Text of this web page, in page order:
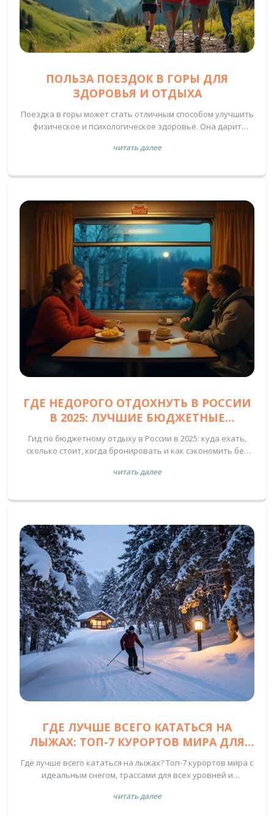
ПОЛЬЗА ПОЕЗДОК В ГОРЫ ДЛЯ
ЗДОРОВЬЯ И ОТДЫХА
Поездка в горы может стать отличным способом улучшить
физическое и психологическое здоровье. Она дарит
физическую форму и получить новые впечатления.
могут изменить вашу жизнь к лучшему.
читать далее
ГДЕ НЕДОРОГО ОТДОХНУТЬ В РОССИИ
В 2025: ЛУЧШИЕ БЮДЖЕТНЫЕ
НАПРАВЛЕНИЯ И ГОТОВЫЕ МАРШРУТЫ
Гид по бюджетному отдыху в России в 2025: куда ехать,
сколько стоит, когда бронировать и как сэкономить без
читать далее
ГДЕ ЛУЧШЕ ВСЕГО КАТАТЬСЯ НА
ЛЫЖАХ: ТОП-7 КУРОРТОВ МИРА ДЛЯ
Где лучше всего кататься на лыжах? Топ-7 курортов мира с
идеальным снегом, трассами для всех уровней и
Японии - где искать настоящий лыжный рай.
читать далее